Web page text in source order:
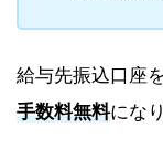
給与先振込口座
手数料無料にな